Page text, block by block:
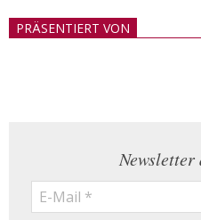
21PRÄSENTIERT VON